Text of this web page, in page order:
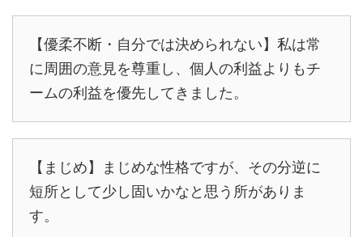
【優柔不断・自分では決められない】私は常
に周囲の意見を尊重し、個人の利益よりもチ
ームの利益を優先してきました。
【まじめ】まじめな性格ですが、その分逆に
短所として少し固いかなと思う所がありま
す。